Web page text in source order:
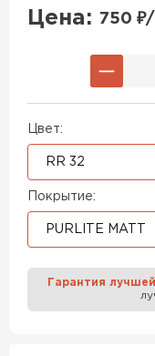
Цена: 750
Цвет:
RR 32
Покрытие:
PURLITE MATT
Гарантия